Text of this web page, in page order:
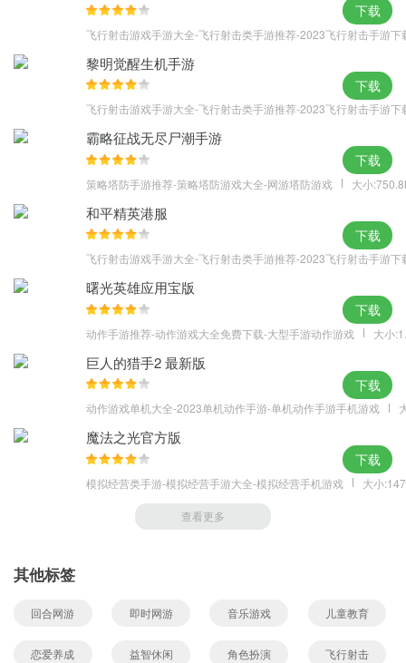
飞行射击游戏手游大全-飞行射击类手游推荐-2023飞行射击手游下
下载
黎明觉醒生机手游
飞行射击游戏手游大全-飞行射击类手游推荐-2023飞行射击手游下
下载
霸略征战无尽尸潮手游
策略塔防手游推荐-策略塔防游戏大全-网游塔防游戏 大小
下载
和平精英港服
飞行射击游戏手游大全-飞行射击类手游推荐-2023飞行射击手游下
下载
曙光英雄应用宝版
动作手游推荐-动作游戏大全免费下载-大型手游动作游戏 大小
下载
巨人的猎手2 最新版
动作游戏单机大全-2023单机动作手游-单机动作手游手机游戏
下载
魔法之光官方版
模拟经营类手游-模拟经营手游大全-模拟经营手机游戏 大小
下载
查看更多
其他标签
回合网游 即时网游 音乐游戏 儿童教育
恋爱养成 益智休闲 角色扮演 飞行射击